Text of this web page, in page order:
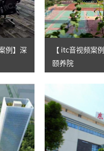
例】深
【 itc音视频案
颐养院